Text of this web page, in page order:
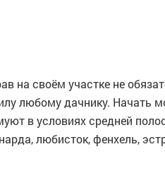
на своём участке не
любому дачнику. Начать
в условиях средней
любисток, фенхель,